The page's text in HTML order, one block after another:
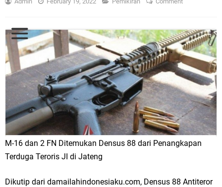
M-16 dan 2 FN Ditemukan Densus 88 dari Penangkapan
Terduga Teroris JI di Jateng
Dikutip dari damailahindonesiaku.com, Densus 88 Antiteror